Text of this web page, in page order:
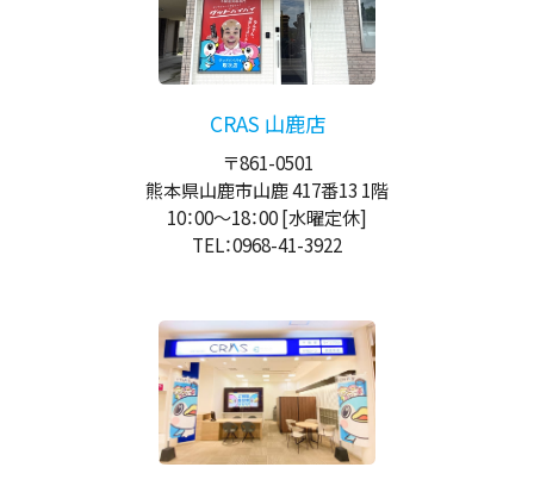
CRAS 山鹿店
〒861-0501
熊本県山鹿市山鹿 417番13 1階
10：00～18：00[水曜定休]
TEL：0968-41-3922